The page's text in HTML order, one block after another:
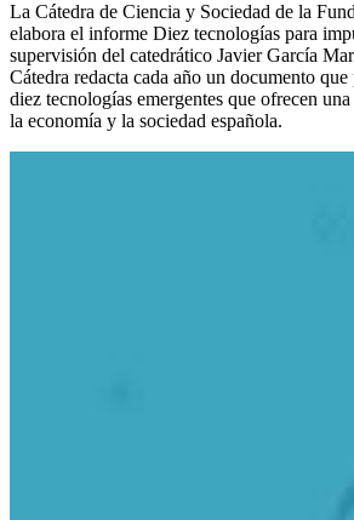
La Cátedra de Ciencia y Sociedad de la
elabora el informe Diez tecnologías para
supervisión del catedrático Javier García
Cátedra redacta cada año un documento
diez tecnologías emergentes que ofrecen
la economía y la sociedad española.